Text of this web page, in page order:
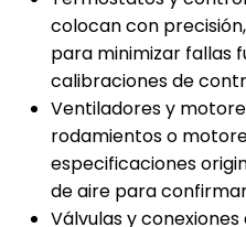
colocan con
para minimizar fallas
calibraciones de
Ventiladores y
rodamientos o
especificaciones
de aire para
Válvulas y conexiones